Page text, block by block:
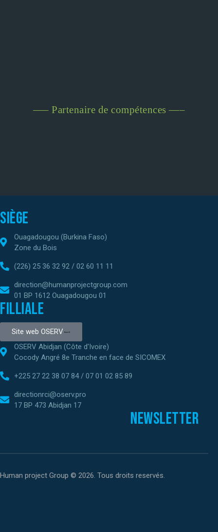
—– Partenaire de compétences —–
Siège
Ouagadougou (Burkina Faso)
Zone du Bois
(226) 25 36 32 92 / 02 60 11 11
direction@humanprojectgroup.com
01 BP 1612 Ouagadougou 01
Filliale
Site web OSERV
OSERV Abidjan (Côte d'Ivoire)
Cocody Angré 8e Tranche en face de SICOMEX
+225 27 22 38 07 84 / 07 01 02 85 89
directionrci@oserv.pro
17 BP 473 Abidjan 17
Newsletter
Human project Group © 2026. Tous droits reservés.